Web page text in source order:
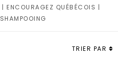
|ENCOURAGEZ QUÉBÉCOIS |
SHAMPOOING
TRIER PAR